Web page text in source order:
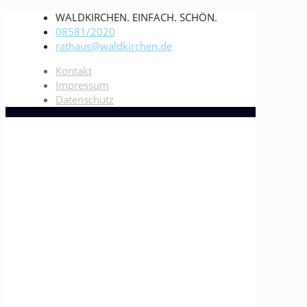
WALDKIRCHEN. EINFACH. SCHÖN.
08581/2020
rathaus@waldkirchen.de
Kontakt
Impressum
Datenschutz